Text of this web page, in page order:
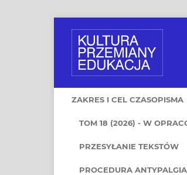
ZAKRES I CEL CZASOPISMA
TOM 18 (2026) - W
PRZESYŁANIE TEKSTÓW
PROCEDURA